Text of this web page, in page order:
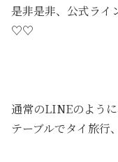
是非是非、公式ライ
♡♡
通常のLINEのよう
テーブルでタイ旅